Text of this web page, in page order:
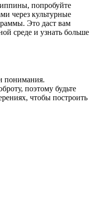
попробуйте
через культурные
Это даст вам
среде и узнать больше
понимания.
поэтому будьте
чтобы построить